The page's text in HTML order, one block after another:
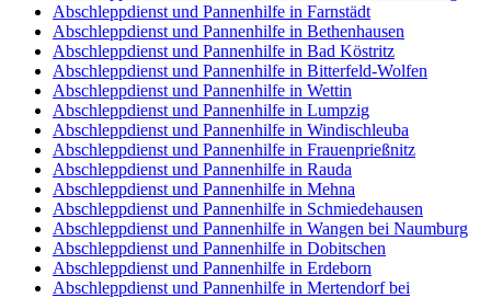
Abschleppdienst und Pannenhilfe in Farnstädt
Abschleppdienst und Pannenhilfe in Bethenhausen
Abschleppdienst und Pannenhilfe in Bad Köstritz
Abschleppdienst und Pannenhilfe in Bitterfeld-Wolfen
Abschleppdienst und Pannenhilfe in Wettin
Abschleppdienst und Pannenhilfe in Lumpzig
Abschleppdienst und Pannenhilfe in Windischleuba
Abschleppdienst und Pannenhilfe in Frauenprießnitz
Abschleppdienst und Pannenhilfe in Rauda
Abschleppdienst und Pannenhilfe in Mehna
Abschleppdienst und Pannenhilfe in Schmiedehausen
Abschleppdienst und Pannenhilfe in Wangen bei Naumburg
Abschleppdienst und Pannenhilfe in Dobitschen
Abschleppdienst und Pannenhilfe in Erdeborn
Abschleppdienst und Pannenhilfe in Mertendorf bei